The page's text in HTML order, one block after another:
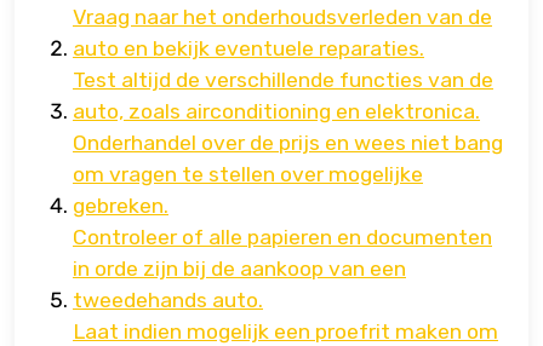
Vraag naar het onderhoudsverleden van de
auto en bekijk eventuele reparaties.
Test altijd de verschillende functies van de
auto, zoals airconditioning en elektronica.
Onderhandel over de prijs en wees niet bang
om vragen te stellen over mogelijke
gebreken.
Controleer of alle papieren en documenten
in orde zijn bij de aankoop van een
tweedehands auto.
Laat indien mogelijk een proefrit maken om